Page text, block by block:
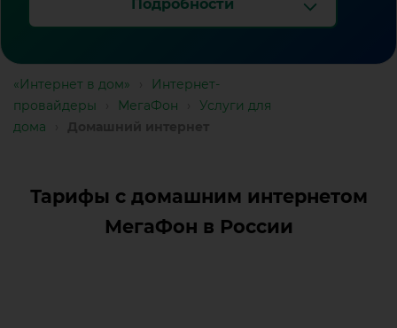
Подробности
«Интернет в дом»
Интернет-
провайдеры
МегаФон
Услуги для
дома
Тарифы с домашним интернетом
МегаФон в России